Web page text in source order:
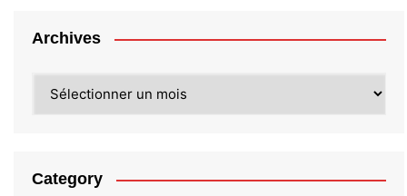
Archives
Category